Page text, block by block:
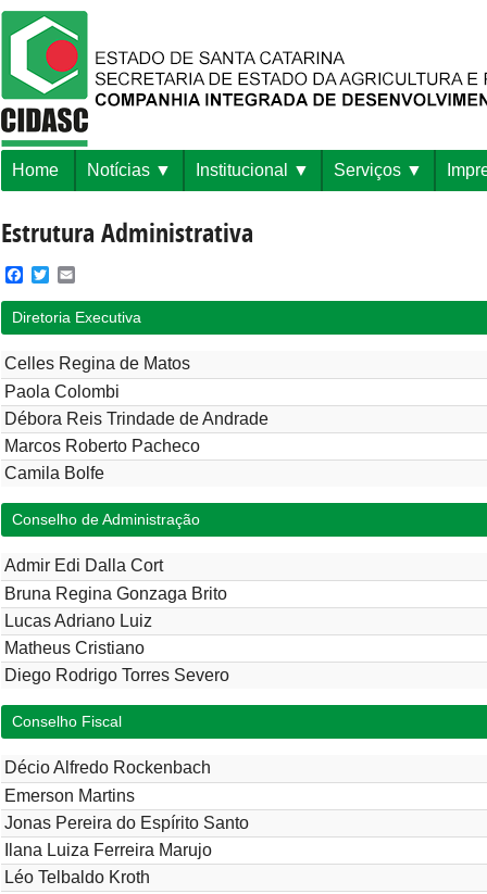
Home Notícias Institucional Serviços
Estrutura Administrativa
Facebook
Twitter
Diretoria Executiva
Celles Regina de Matos
Paola Colombi
Débora Reis Trindade de Andrade
Marcos Roberto Pacheco
Camila Bolfe
Conselho de Administração
Admir Edi Dalla Cort
Bruna Regina Gonzaga Brito
Lucas Adriano Luiz
Matheus Cristiano
Diego Rodrigo Torres Severo
Conselho Fiscal
Décio Alfredo Rockenbach
Emerson Martins
Jonas Pereira do Espírito Santo
Ilana Luiza Ferreira Marujo
Léo Telbaldo Kroth